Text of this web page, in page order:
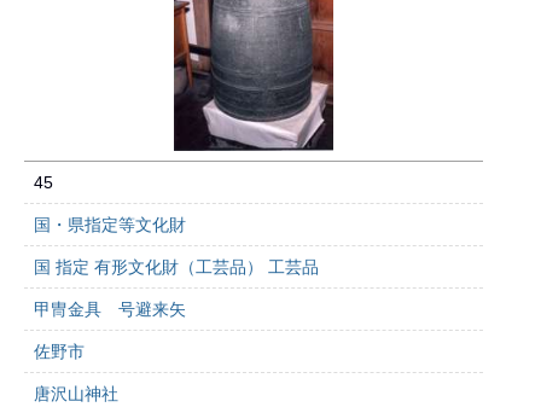
45
国・県指定等文化財
国 指定 有形文化財（工芸品） 工芸品
甲冑金具 号避来矢
佐野市
唐沢山神社